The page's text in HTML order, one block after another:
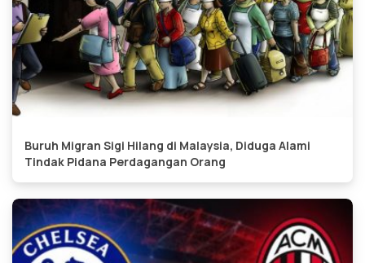
Buruh Migran Sigi Hilang di Malaysia, Diduga Alami
Tindak Pidana Perdagangan Orang